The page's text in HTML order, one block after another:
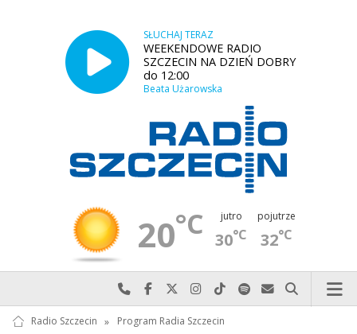
SŁUCHAJ TERAZ
WEEKENDOWE RADIO
SZCZECIN NA DZIEŃ DOBRY
do 12:00
Beata Użarowska
20°C jutro
30°C
pojutrze
32°C
Najlepiej po prostu do nas zadzwoń
Odwiedź nas na Facebook-u
Odwiedź nas na X
Odwiedź nas na Instagram-ie
Odwiedź nas na TikTok-u
Szukaj nas na Spotify
Wyślij do nas
Szukaj
Radio Szczecin » Program Radia Szczecin